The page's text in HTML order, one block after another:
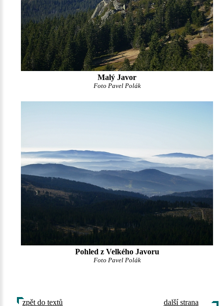
Malý Javor
Foto Pavel Polák
Pohled z Velkého Javoru
Foto Pavel Polák
zpět do textů další strana